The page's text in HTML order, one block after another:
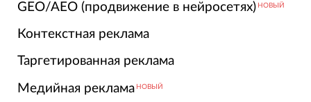
GEO/AEO (продвижение в нейросетях) НОВЫЙ
Контекстная реклама
Таргетированная реклама
Медийная реклама НОВЫЙ